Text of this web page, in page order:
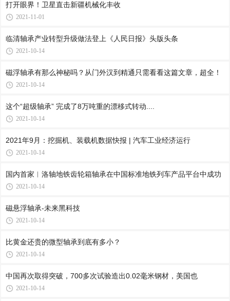
打开眼界！卫星直击新疆机械化丰收
2021-11-01
临清轴承产业转型升级做法登上《人民日报》头版头条
2021-10-14
磁浮轴承有那么神秘吗？从门外汉到精通只需看看这篇文章，超全！
2021-10-14
这个“超级轴承” 完成了8万吨重的漂移式转动....
2021-10-14
2021年9月：挖掘机、装载机数据快报 | 汽车工业经济运行
2021-10-14
国内首家︱洛轴地铁齿轮箱轴承在中国标准地铁列车产品平台中成功
2021-10-14
磁悬浮轴承-未来黑科技
2021-10-14
比黄金还贵的微型轴承到底有多小？
2021-10-14
中国再次取得突破，700多次试验造出0.02毫米钢材，美国也
2021-10-14